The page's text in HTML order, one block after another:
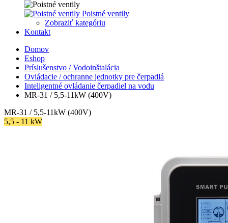
Poistné ventily
Zobraziť kategóriu
Kontakt
Domov
Eshop
Príslušenstvo / Vodoinštalácia
Ovládacie / ochranne jednotky pre čerpadlá
Inteligentné ovládanie čerpadiel na vodu
MR-31 / 5,5-11kW (400V)
MR-31 / 5,5-11kW (400V)
5,5 - 11 kW